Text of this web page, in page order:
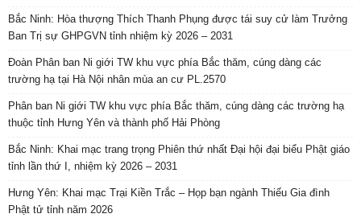
Bắc Ninh: Hòa thượng Thích Thanh Phụng được tái suy cử làm Trưởng
Ban Trị sự GHPGVN tỉnh nhiệm kỳ 2026 – 2031
Đoàn Phân ban Ni giới TW khu vực phía Bắc thăm, cúng dàng các
trường hạ tại Hà Nội nhân mùa an cư PL.2570
Phân ban Ni giới TW khu vực phía Bắc thăm, cúng dàng các trường hạ
thuộc tỉnh Hưng Yên và thành phố Hải Phòng
Bắc Ninh: Khai mạc trang trọng Phiên thứ nhất Đại hội đại biểu Phật giáo
tỉnh lần thứ I, nhiệm kỳ 2026 – 2031
Hưng Yên: Khai mạc Trại Kiền Trắc – Họp bạn ngành Thiếu Gia đình
Phật tử tỉnh năm 2026